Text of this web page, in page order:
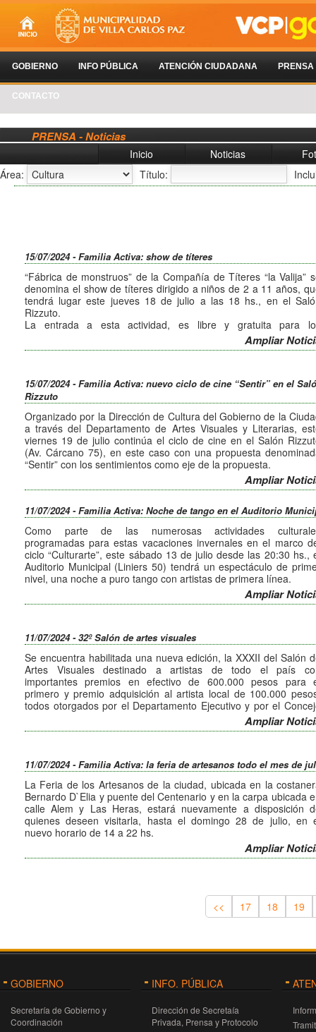
GOBIERNO INFO PÚBLICA ATENCIÓN CIUDADANA PRENSA
CONTACTO
PRENSA - Noticias
Inicio Noticias
Área:
Título:
15/07/2024 - Familia Activa: show de títeres
“Fábrica de monstruos” de la Compañía de Títeres “la Valija”
denomina el show de títeres dirigido a niños de 2 a 11 años,
tendrá lugar este jueves 18 de julio a las 18 hs., en el
Rizzuto.
La entrada a esta actividad, es libre y gratuita para
Ampliar
15/07/2024 - Familia Activa: nuevo ciclo de cine “Sentir” en el
Rizzuto
Organizado por la Dirección de Cultura del Gobierno de la
a través del Departamento de Artes Visuales y Literarias,
viernes 19 de julio continúa el ciclo de cine en el Salón
(Av. Cárcano 75), en este caso con una propuesta
“Sentir” con los sentimientos como eje de la propuesta.
Esta actividad, que cuenta con la selección y coordinación
Raúl Ceballos, tendrá su tercera proyección este viernes a
Leonardo Sbaraglia.
La entrada a este evento es libre y gratuita.
Ampliar
11/07/2024 - Familia Activa: Noche de tango en el Auditorio
Como parte de las numerosas actividades
programadas para estas vacaciones invernales en el marco
ciclo “Culturarte”, este sábado 13 de julio desde las 20:30 hs.,
Auditorio Municipal (Liniers 50) tendrá un espectáculo de
nivel, una noche a puro tango con artistas de primera línea.
Con entradas agotadas para la primera función, se
nuevas localidades para una segunda función que tendrá
reservar de manera gratuita, sus ubicaciones.
Ampliar
11/07/2024 - 32º Salón de artes visuales
Se encuentra habilitada una nueva edición, la XXXII del Salón
Artes Visuales destinado a artistas de todo el país
importantes premios en efectivo de 600.000 pesos para
primero y premio adquisición al artista local de 100.000
todos otorgados por el Departamento Ejecutivo y por el
En esta edición, la disciplina elegida es la pintura con la
potencial artístico y espíritu creativo. Es el más importante
que tiene la ciudad para estimular y reconocer a los artistas
todo el país, reafirmando así su compromiso cultural.
La entrega de premios de las obras seleccionadas se realizará
día 16 de julio de 2024 en el Salón Rizzuto (Av. Cárcano 75
esta ciudad) a las 19:30 hs., inaugurando así la exhibición
permanecerá abiertas hasta el 14 de agosto de 2023.
Las bases se encuentran disponibles en el Salón Rizzuto
Cárcano 75) o al teléfono 3541- 436400.
Ampliar
11/07/2024 - Familia Activa: la feria de artesanos todo el mes de
La Feria de los Artesanos de la ciudad, ubicada en la
Bernardo D`Elia y puente del Centenario y en la carpa ubicada
calle Alem y Las Heras, estará nuevamente a disposición
quienes deseen visitarla, hasta el domingo 28 de julio, en
nuevo horario de 14 a 22 hs.
La Asociación de Artesanos Villa Carlos Paz, la
Cultural Artesanos Independientes, Artesanos Unidos Carlos
Ampliar
<< 17 18 19
GOBIERNO
Secretaría de Gobierno y
Coordinación
INFO. PÚBLICA
Dirección de Secretaía
Privada, Prensa y Protocolo